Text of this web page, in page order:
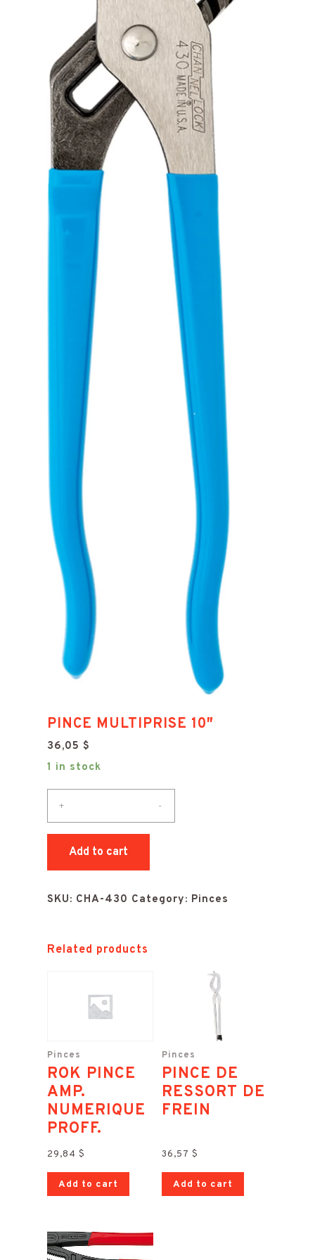
PINCE MULTIPRISE 10″
36,05 $
1 in stock
+
MULTIPRISE
10"
quantity
-
Add to cart
SKU: CHA-430 Category: Pinces
Related products
Pinces
ROK PINCE
AMP.
NUMERIQUE
PROFF.
29,84 $
Add to cart
Pinces
PINCE DE
RESSORT DE
FREIN
36,57$
Add to cart